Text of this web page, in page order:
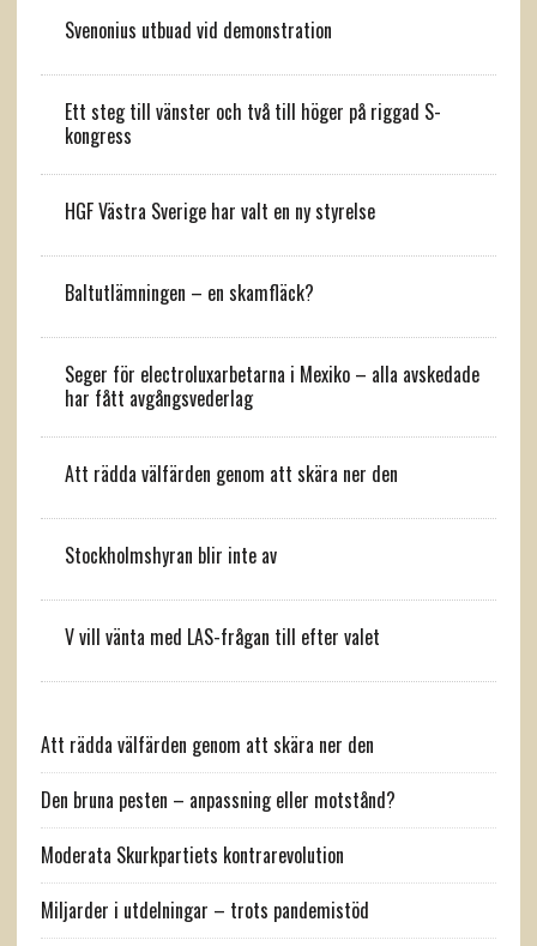
Svenonius utbuad vid demonstration
Ett steg till vänster och två till höger på riggad S-
kongress
HGF Västra Sverige har valt en ny styrelse
Baltutlämningen – en skamfläck?
Seger för electroluxarbetarna i Mexiko – alla avskedade
har fått avgångsvederlag
Att rädda välfärden genom att skära ner den
Stockholmshyran blir inte av
V vill vänta med LAS-frågan till efter valet
Att rädda välfärden genom att skära ner den
Den bruna pesten – anpassning eller motstånd?
Moderata Skurkpartiets kontrarevolution
Miljarder i utdelningar – trots pandemistöd